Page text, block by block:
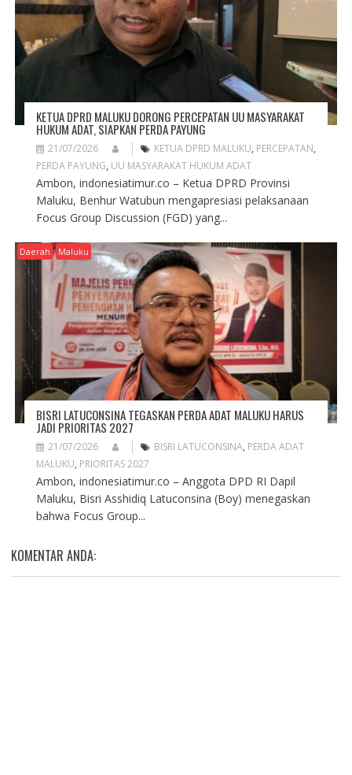
KETUA DPRD MALUKU DORONG PERCEPATAN UU MASYARAKAT
HUKUM ADAT, SIAPKAN PERDA PAYUNG
21/07/2026 KETUA DPRD MALUKU, PERCEPATAN,
PERDA PAYUNG, UU MASYARAKAT HUKUM ADAT
Ambon, indonesiatimur.co – Ketua DPRD Provinsi
Maluku, Benhur Watubun mengapresiasi pelaksanaan
Focus Group Discussion (FGD) yang...
Daerah Maluku
BISRI LATUCONSINA TEGASKAN PERDA ADAT MALUKU HARUS
JADI PRIORITAS 2027
21/07/2026 BISRI LATUCONSINA, PERDA ADAT
MALUKU, PRIORITAS 2027
Ambon, indonesiatimur.co – Anggota DPD RI Dapil
Maluku, Bisri Asshidiq Latuconsina (Boy) menegaskan
bahwa Focus Group...
KOMENTAR ANDA: